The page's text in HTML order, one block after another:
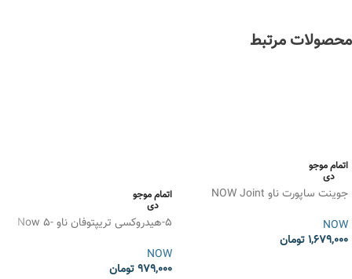
محصولات مرتبط
اتمام موجو
دی
جوینت ساپورت ناو NOW Joint
NOW
1,679,000تومان
اتمام موجو
دی
5-هیدروکسی تریپتوفان ناو Now 5-
NOW
979,000تومان